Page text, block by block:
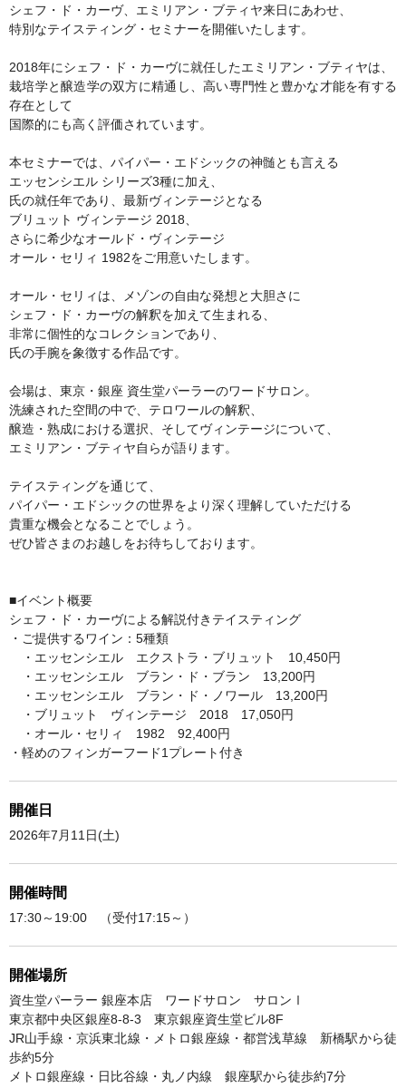
シェフ・ド・カーヴ、エミリアン・ブティヤ来日にあわせ、
特別なテイスティング・セミナーを開催いたします。
2018年にシェフ・ド・カーヴに就任したエミリアン・ブティヤは、
栽培学と醸造学の双方に精通し、高い専門性と豊かな才能を有する
存在として
国際的にも高く評価されています。
本セミナーでは、パイパー・エドシックの神髄とも言える
エッセンシエル シリーズ3種に加え、
氏の就任年であり、最新ヴィンテージとなる
ブリュット ヴィンテージ 2018、
さらに希少なオールド・ヴィンテージ
オール・セリィ 1982をご用意いたします。
オール・セリィは、メゾンの自由な発想と大胆さに
シェフ・ド・カーヴの解釈を加えて生まれる、
非常に個性的なコレクションであり、
氏の手腕を象徴する作品です。
会場は、東京・銀座 資生堂パーラーのワードサロン。
洗練された空間の中で、テロワールの解釈、
醸造・熟成における選択、そしてヴィンテージについて、
エミリアン・ブティヤ自らが語ります。
テイスティングを通じて、
パイパー・エドシックの世界をより深く理解していただける
貴重な機会となることでしょう。
ぜひ皆さまのお越しをお待ちしております。
■イベント概要
シェフ・ド・カーヴによる解説付きテイスティング
・ご提供するワイン：5種類
・エッセンシエル エクストラ・ブリュット 10,450円
・エッセンシエル ブラン・ド・ブラン 13,200円
・エッセンシエル ブラン・ド・ノワール 13,200円
・ブリュット ヴィンテージ 2018 17,050円
・オール・セリィ 1982 92,400円
・軽めのフィンガーフード1プレート付き
開催日
2026年7月11日(土)
開催時間
17:30～19:00 （受付17:15～）
開催場所
資生堂パーラー 銀座本店 ワードサロン サロンⅠ
東京都中央区銀座8-8-3 東京銀座資生堂ビル8F
JR山手線・京浜東北線・メトロ銀座線・都営浅草線 新橋駅から徒
歩約5分
メトロ銀座線・日比谷線・丸ノ内線 銀座駅から徒歩約7分